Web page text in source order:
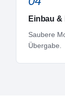
Einbau &
Saubere
Übergabe.